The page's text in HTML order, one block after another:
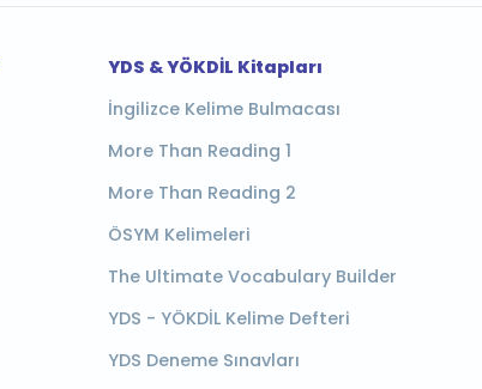
YDS & YÖKDİL Kitapları
İngilizce Kelime Bulmacası
More Than Reading 1
More Than Reading 2
ÖSYM Kelimeleri
The Ultimate Vocabulary Builder
YDS - YÖKDİL Kelime Defteri
YDS Deneme Sınavları